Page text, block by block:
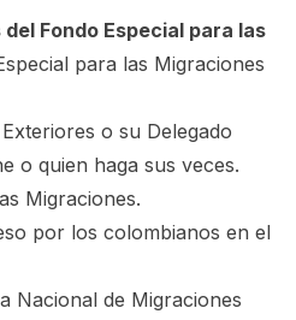
Fondo Especial para las
para las Migraciones
o su Delegado
o quien haga sus veces.
Migraciones.
por los colombianos en el
Nacional de Migraciones